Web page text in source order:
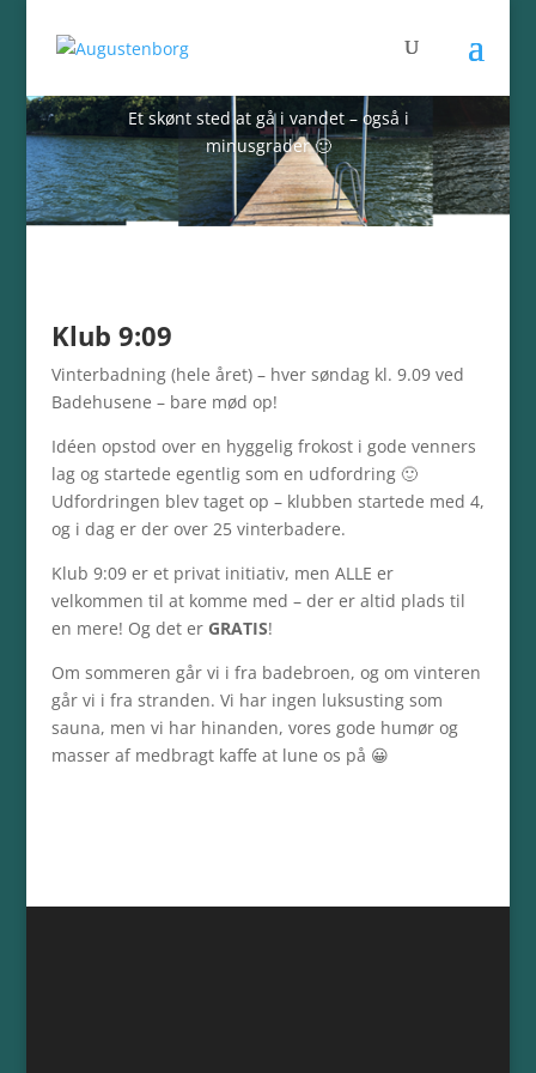
Et skønt sted at gå i vandet – også i
minusgrader 🙂
Klub 9:09
Vinterbadning (hele året) – hver søndag kl. 9.09 ved
Badehusene – bare mød op!
Idéen opstod over en hyggelig frokost i gode venners
lag og startede egentlig som en udfordring 🙂
Udfordringen blev taget op – klubben startede med 4,
og i dag er der over 25 vinterbadere.
Klub 9:09 er et privat initiativ, men ALLE er
velkommen til at komme med – der er altid plads til
en mere! Og det er GRATIS!
Om sommeren går vi i fra badebroen, og om vinteren
går vi i fra stranden. Vi har ingen luksusting som
sauna, men vi har hinanden, vores gode humør og
masser af medbragt kaffe at lune os på 😀